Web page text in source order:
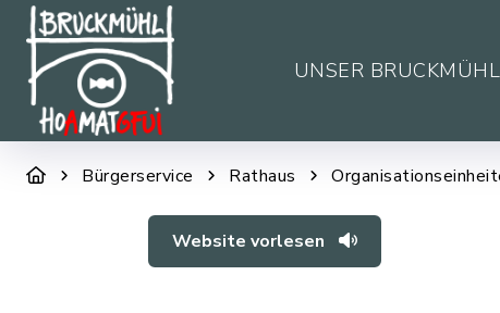
UNSER BRUCKMÜHL
Bürgerservice Rathaus
Website vorlesen